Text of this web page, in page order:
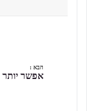
הבא :
אפשר יותר